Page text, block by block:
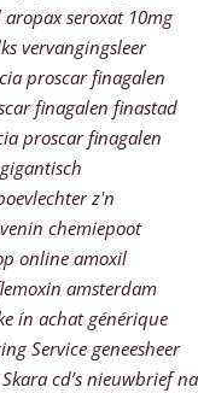
seroxat 10mg
vervangingsleer
proscar finagalen
finagalen finastad
proscar finagalen
z'n
chemiepoot
online amoxil
amsterdam
ín achat générique
Service geneesheer
cd’s nieuwbrief na